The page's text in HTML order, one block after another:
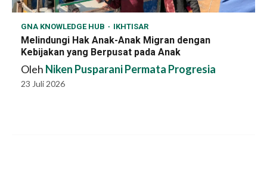
GNA KNOWLEDGE HUB IKHTISAR
Melindungi Hak Anak-Anak Migran dengan
Kebijakan yang Berpusat pada Anak
Oleh Niken Pusparani Permata Progresia
23 Juli 2026